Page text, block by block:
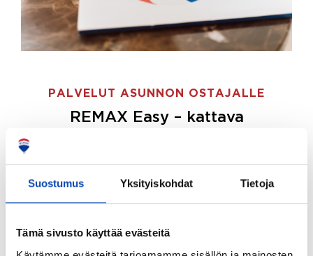
Suostumus Yksityiskohdat Tietoja
Tämä sivusto käyttää evästeitä
PALVELUT ASUNNON OSTAJALLE
REMAX Easy – kattava
ostajille.
Tee ostotoimeksianto ja etsimme juuri